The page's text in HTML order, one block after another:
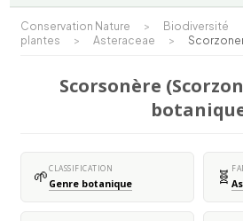
Conservation Nature > Biodiversité
plantes
> Asteraceae >
Scorsonère
🌱CLASSIFICATION
Genre botanique 🧬